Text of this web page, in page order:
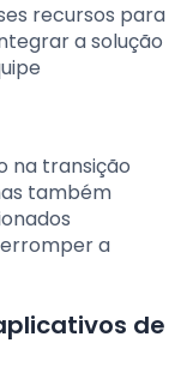
recursos para
a solução
na transição
também
a
de